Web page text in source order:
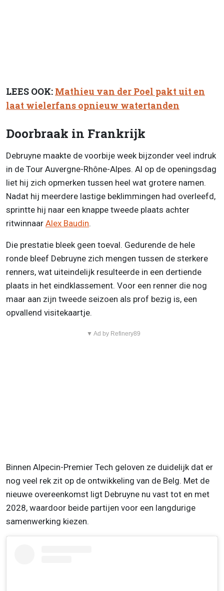
LEES OOK: Mathieu van der Poel pakt uit en
laat wielerfans opnieuw watertanden
Doorbraak in Frankrijk
Debruyne maakte de voorbije week bijzonder veel indruk
in de Tour Auvergne-Rhône-Alpes. Al op de openingsdag
liet hij zich opmerken tussen heel wat grotere namen.
Nadat hij meerdere lastige beklimmingen had overleefd,
sprintte hij naar een knappe tweede plaats achter
ritwinnaar Alex Baudin.
Die prestatie bleek geen toeval. Gedurende de hele
ronde bleef Debruyne zich mengen tussen de sterkere
renners, wat uiteindelijk resulteerde in een dertiende
plaats in het eindklassement. Voor een renner die nog
maar aan zijn tweede seizoen als prof bezig is, een
opvallend visitekaartje.
▼ Ad by Refinery89
Binnen Alpecin-Premier Tech geloven ze duidelijk dat er
nog veel rek zit op de ontwikkeling van de Belg. Met de
nieuwe overeenkomst ligt Debruyne nu vast tot en met
2028, waardoor beide partijen voor een langdurige
samenwerking kiezen.